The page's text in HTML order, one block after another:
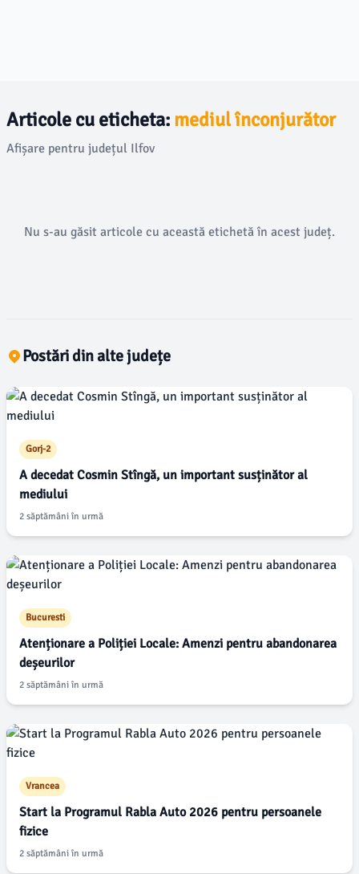
Articole cu eticheta: mediul înconjurător
Afișare pentru județul Ilfov
Nu s-au găsit articole cu această etichetă în acest județ.
Postări din alte județe
Gorj-2
A decedat Cosmin Stîngă, un important susținător al
mediului
2 săptămâni în urmă
Bucuresti
Atenționare a Poliției Locale: Amenzi pentru abandonarea
deșeurilor
2 săptămâni în urmă
Vrancea
Start la Programul Rabla Auto 2026 pentru persoanele
fizice
2 săptămâni în urmă